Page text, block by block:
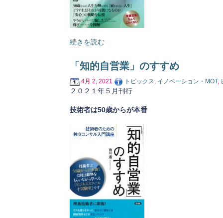
続きを読む
「知的自営業」のすすめ
4月 2, 2021 トピックス, イノベーション・MOT,
２０２１年５月刊行
技術者は50歳からが本番